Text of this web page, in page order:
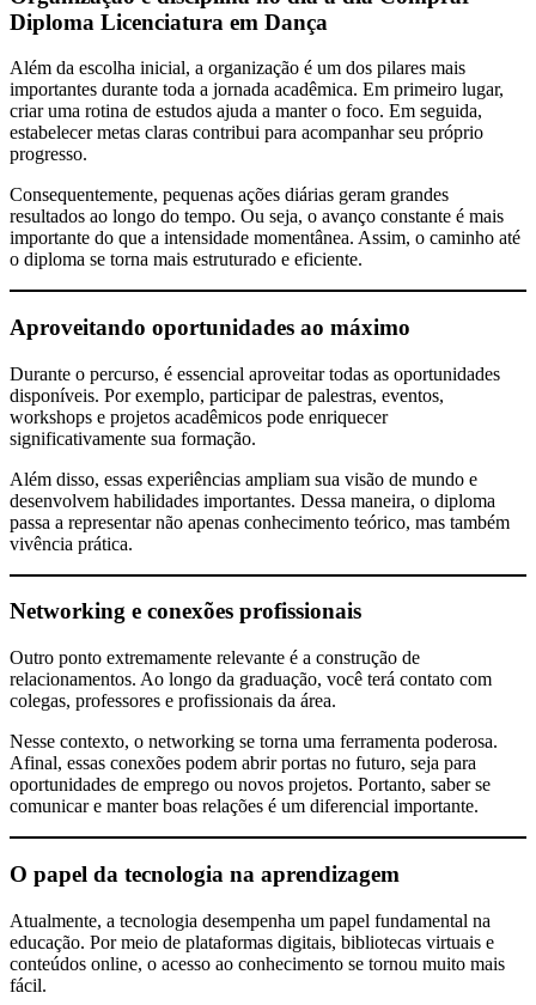
Diploma Licenciatura em Dança
Além da escolha inicial, a organização é um dos pilares mais
importantes durante toda a jornada acadêmica. Em primeiro lugar,
criar uma rotina de estudos ajuda a manter o foco. Em seguida,
estabelecer metas claras contribui para acompanhar seu próprio
progresso.
Consequentemente, pequenas ações diárias geram grandes
resultados ao longo do tempo. Ou seja, o avanço constante é mais
importante do que a intensidade momentânea. Assim, o caminho até
o diploma se torna mais estruturado e eficiente.
Aproveitando oportunidades ao máximo
Durante o percurso, é essencial aproveitar todas as oportunidades
disponíveis. Por exemplo, participar de palestras, eventos,
workshops e projetos acadêmicos pode enriquecer
significativamente sua formação.
Além disso, essas experiências ampliam sua visão de mundo e
desenvolvem habilidades importantes. Dessa maneira, o diploma
passa a representar não apenas conhecimento teórico, mas também
vivência prática.
Networking e conexões profissionais
Outro ponto extremamente relevante é a construção de
relacionamentos. Ao longo da graduação, você terá contato com
colegas, professores e profissionais da área.
Nesse contexto, o networking se torna uma ferramenta poderosa.
Afinal, essas conexões podem abrir portas no futuro, seja para
oportunidades de emprego ou novos projetos. Portanto, saber se
comunicar e manter boas relações é um diferencial importante.
O papel da tecnologia na aprendizagem
Atualmente, a tecnologia desempenha um papel fundamental na
educação. Por meio de plataformas digitais, bibliotecas virtuais e
conteúdos online, o acesso ao conhecimento se tornou muito mais
fácil.